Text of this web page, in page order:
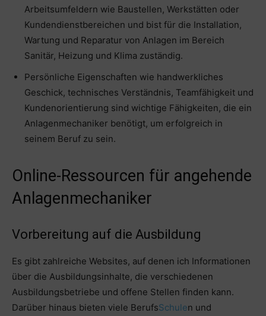
Arbeitsumfeldern wie Baustellen, Werkstätten oder
Kundendienstbereichen und bist für die Installation,
Wartung und Reparatur von Anlagen im Bereich
Sanitär, Heizung und Klima zuständig.
Persönliche Eigenschaften wie handwerkliches
Geschick, technisches Verständnis, Teamfähigkeit und
Kundenorientierung sind wichtige Fähigkeiten, die ein
Anlagenmechaniker benötigt, um erfolgreich in
seinem Beruf zu sein.
Online-Ressourcen für angehende
Anlagenmechaniker
Vorbereitung auf die Ausbildung
Es gibt zahlreiche Websites, auf denen ich Informationen
über die Ausbildungsinhalte, die verschiedenen
Ausbildungsbetriebe und offene Stellen finden kann.
Darüber hinaus bieten viele BerufsSchulen und